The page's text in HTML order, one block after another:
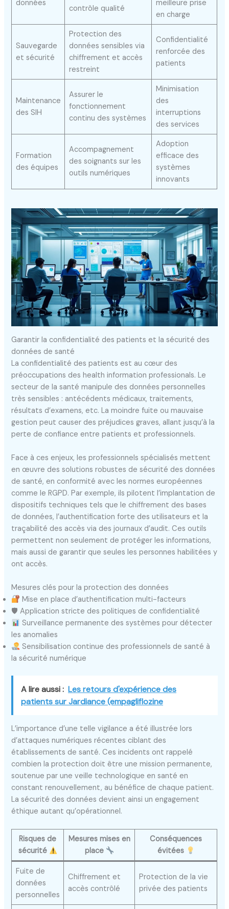
données
contrôle qualité
meilleure prise
en charge
Sauvegarde
et sécurité
Protection des
données sensibles via
chiffrement et accès
restreint
Confidentialité
renforcée des
patients
Maintenance
des SIH
Assurer le
fonctionnement
continu des systèmes
Minimisation
des
interruptions
des services
Formation
des équipes
Accompagnement
des soignants sur les
outils numériques
Adoption
efficace des
systèmes
innovants
Garantir la confidentialité des patients et la sécurité des
données de santé
La confidentialité des patients est au cœur des
préoccupations des health information professionals. Le
secteur de la santé manipule des données personnelles
très sensibles : antécédents médicaux, traitements,
résultats d’examens, etc. La moindre fuite ou mauvaise
gestion peut causer des préjudices graves, allant jusqu’à la
perte de confiance entre patients et professionnels.
Face à ces enjeux, les professionnels spécialisés mettent
en œuvre des solutions robustes de sécurité des données
de santé, en conformité avec les normes européennes
comme le RGPD. Par exemple, ils pilotent l’implantation de
dispositifs techniques tels que le chiffrement des bases
de données, l’authentification forte des utilisateurs et la
traçabilité des accès via des journaux d’audit. Ces outils
permettent non seulement de protéger les informations,
mais aussi de garantir que seules les personnes habilitées y
ont accès.
Mesures clés pour la protection des données
Mise en place d’authentification multi-facteurs
🛡 Application stricte des politiques de confidentialité
Surveillance permanente des systèmes pour détecter
les anomalies
Sensibilisation continue des professionnels de santé à
la sécurité numérique
A lire aussi : Les retours d'expérience des
patients sur Jardiance (empagliflozine
L’importance d’une telle vigilance a été illustrée lors
d’attaques numériques récentes ciblant des
établissements de santé. Ces incidents ont rappelé
combien la protection doit être une mission permanente,
soutenue par une veille technologique en santé en
constant renouvellement, au bénéfice de chaque patient.
La sécurité des données devient ainsi un engagement
éthique autant qu’opérationnel.
Risques de
sécurité
Mesures mises en
place
Conséquences
évitées
Fuite de
données
personnelles
Chiffrement et
accès contrôlé
Protection de la vie
privée des patients